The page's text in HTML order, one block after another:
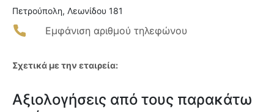
Πετρούπολη, Λεωνίδου 181
Εμφάνιση αριθμού τηλεφώνου
Σχετικά με την εταιρεία:
Αξιολογήσεις από τους παρακάτω